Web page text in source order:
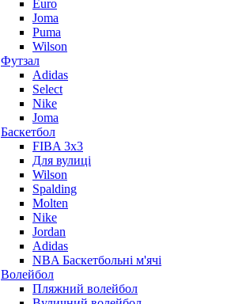
Euro
Joma
Puma
Wilson
Футзал
Adidas
Select
Nike
Joma
Баскетбол
FIBA 3x3
Для вулиці
Wilson
Spalding
Molten
Nike
Jordan
Adidas
NBA Баскетбольні м'ячі
Волейбол
Пляжний волейбол